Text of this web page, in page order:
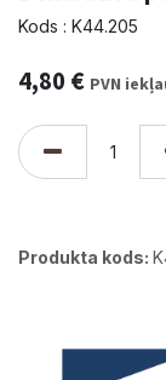
Kods : K44.205
4,80 € PVN
Produkta kods: